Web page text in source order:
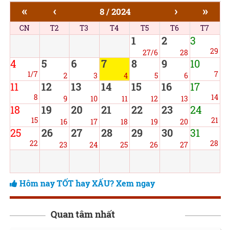
« ‹ 8 / 2024 › »
CN T2 T3 T4 T5 T6 T7
1
27/6
2
28
3
29
4
1/7
5
2
6
3
7
4
8
5
9
6
10
7
11
8
12
9
13
10
14
11
15
12
16
13
17
14
18
15
19
16
20
17
21
18
22
19
23
20
24
21
25
22
26
23
27
24
28
25
29
26
30
27
31
28
Hôm nay TỐT hay XẤU? Xem ngay
Quan tâm nhất